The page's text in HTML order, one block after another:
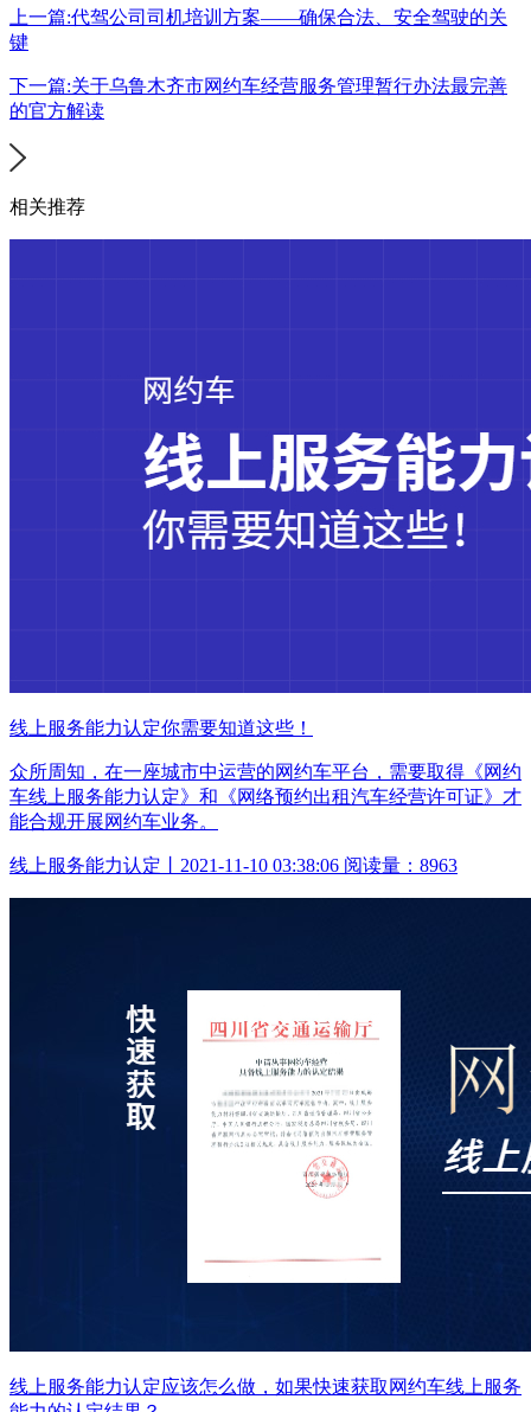
上一篇:代驾公司司机培训方案——确保合法、安全驾驶的关
键
下一篇:关于乌鲁木齐市网约车经营服务管理暂行办法最完善
的官方解读
相关推荐
线上服务能力认定你需要知道这些！
众所周知，在一座城市中运营的网约车平台，需要取得《网约
车线上服务能力认定》和《网络预约出租汽车经营许可证》才
能合规开展网约车业务。
线上服务能力认定丨2021-11-10 03:38:06 阅读量：8963
线上服务能力认定应该怎么做，如果快速获取网约车线上服务